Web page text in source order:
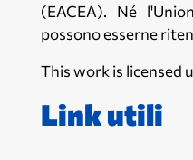
(EACEA). Né
possono esserne
This work is licensed
Link utili